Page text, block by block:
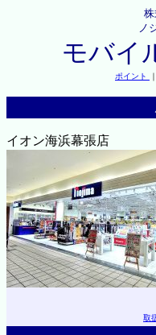
ノ
モバイ
ポイント ｜
イオン海浜幕張店
取